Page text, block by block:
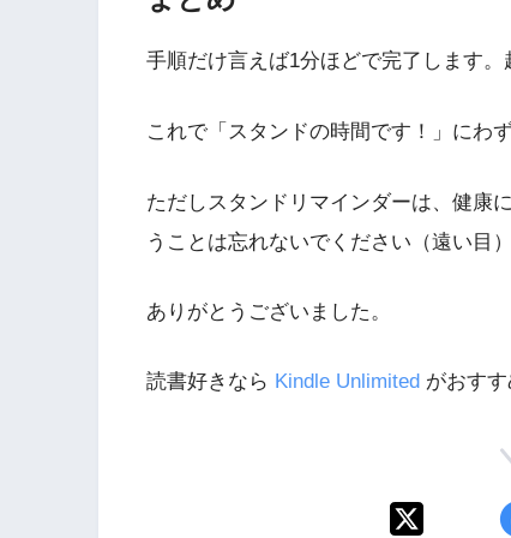
手順だけ言えば1分ほどで完了します。
これで「スタンドの時間です！」にわ
ただしスタンドリマインダーは、健康
うことは忘れないでください（遠い目）
ありがとうございました。
読書好きなら Kindle Unlimited がおす